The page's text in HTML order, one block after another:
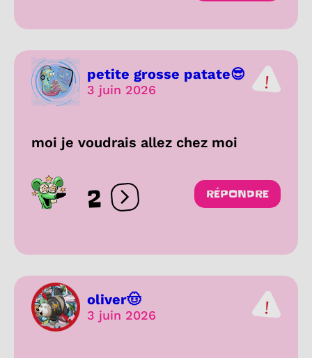
petite grosse patate😎
3 juin 2026
moi je voudrais allez chez moi
2 Ouvrir les réactions
RÉPONDRE
oliver🤠
3 juin 2026